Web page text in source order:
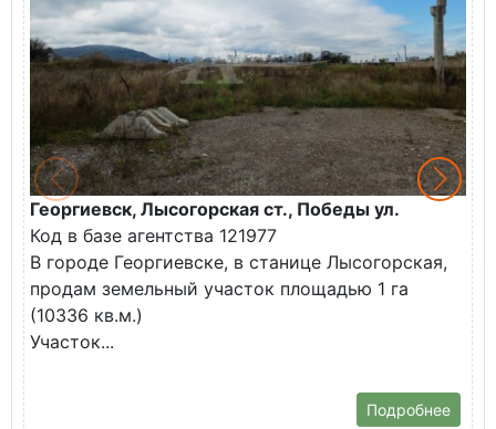
Георгиевск, Лысогорская ст., Победы ул.
Код в базе агентства 121977
В городе Георгиевске, в станице Лысогорская,
продам земельный участок площадью 1 га
(10336 кв.м.)
Участок...
Подробнее